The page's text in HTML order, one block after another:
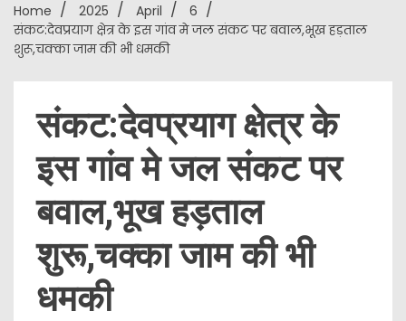
Home 2025 April
6
संकट:देवप्रयाग क्षेत्र के इस गांव मे जल संकट पर बवाल,भूख हड़ताल
शुरू,चक्का जाम की भी धमकी
संकट:देवप्रयाग क्षेत्र के
इस गांव मे जल संकट पर
बवाल,भूख हड़ताल
शुरू,चक्का जाम की भी
धमकी